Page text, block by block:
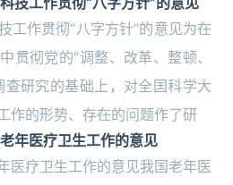
工作贯彻“八字方针”的意见为在
贯彻党的“调整、改革、整顿、
查研究的基础上，对全国科学大
作的形势、存在的问题作了研
年医疗卫生工作的意见
医疗卫生工作的意见我国老年医